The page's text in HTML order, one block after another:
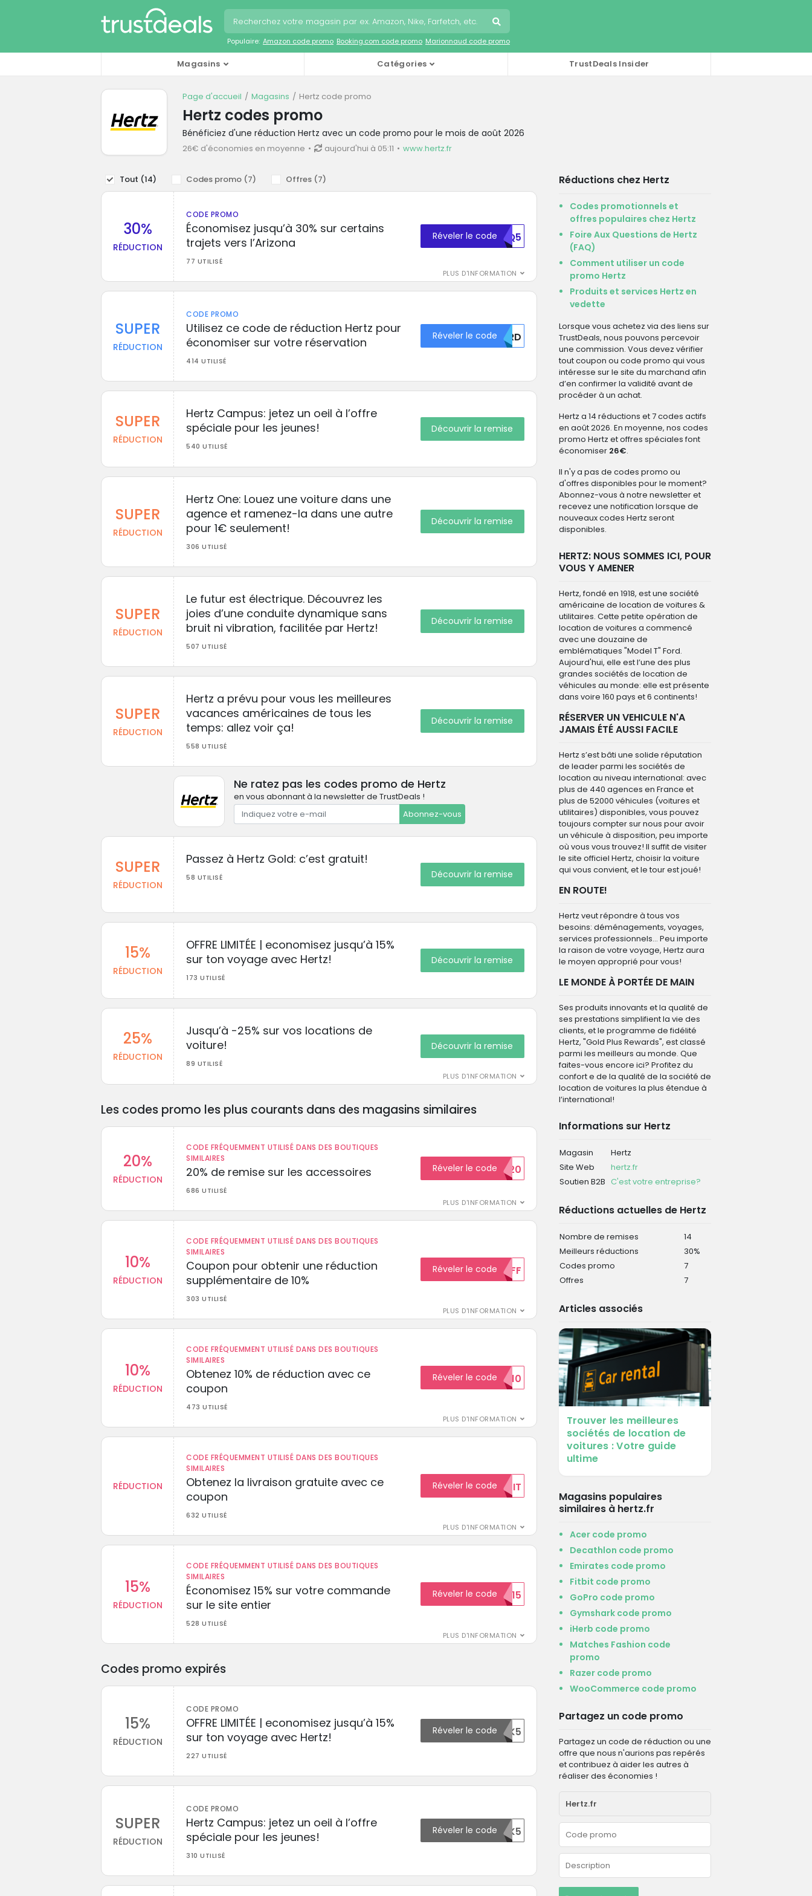
Populaire: Amazon code promo Booking.com code promo Marionnaud code promo
Magasins Catégories TrustDeals Insider
Page d'accueil Magasins Hertz code promo
Hertz codes promo
Bénéficiez d'une réduction Hertz avec un code promo pour le mois de août 2026
26€ d'économies en moyenne aujourd'hui à 05:11 www.hertz.fr
Tout (14) Codes promo (7) Offres (7)
30%
RÉDUCTION
CODE PROMO
Économisez jusqu’à 30% sur certains
trajets vers l’Arizona
77 UTILISÉ
PLUS D'INFORMATION
Réveler le codeNZQ5
SUPER
RÉDUCTION
CODE PROMO
Utilisez ce code de réduction Hertz pour
économiser sur votre réservation
414 UTILISÉ
Réveler le code UERD
SUPER
RÉDUCTION
Hertz Campus: jetez un oeil à l’offre
spéciale pour les jeunes!
540 UTILISÉ
Découvrir la remise
SUPER
RÉDUCTION
Hertz One: Louez une voiture dans une
agence et ramenez-la dans une autre
pour 1€ seulement!
306 UTILISÉ
Découvrir la remise
SUPER
RÉDUCTION
Le futur est électrique. Découvrez les
joies d’une conduite dynamique sans
bruit ni vibration, facilitée par Hertz!
507 UTILISÉ
Découvrir la remise
SUPER
RÉDUCTION
Hertz a prévu pour vous les meilleures
vacances américaines de tous les
temps: allez voir ça!
558 UTILISÉ
Découvrir la remise
Ne ratez pas les codes promo de Hertz
en vous abonnant à la newsletter de TrustDeals !
Abonnez-vous
SUPER
RÉDUCTION
Passez à Hertz Gold: c’est gratuit!
58 UTILISÉ Découvrir la remise
15%
RÉDUCTION
OFFRE LIMITÉE | economisez jusqu’à 15%
sur ton voyage avec Hertz!
173 UTILISÉ
Découvrir la remise
25%
RÉDUCTION
Jusqu’à -25% sur vos locations de
voiture!
89 UTILISÉ
PLUS D'INFORMATION
Découvrir la remise
Les codes promo les plus courants dans des magasins similaires
20%
RÉDUCTION
CODE FRÉQUEMMENT UTILISÉ DANS DES BOUTIQUES
SIMILAIRES
20% de remise sur les accessoires
686 UTILISÉ
PLUS D'INFORMATION
Réveler le code
BIENVENUE20
10%
RÉDUCTION
CODE FRÉQUEMMENT UTILISÉ DANS DES BOUTIQUES
SIMILAIRES
Coupon pour obtenir une réduction
supplémentaire de 10%
303 UTILISÉ
PLUS D'INFORMATION
Réveler le code10%OFF
10%
RÉDUCTION
CODE FRÉQUEMMENT UTILISÉ DANS DES BOUTIQUES
SIMILAIRES
Obtenez 10% de réduction avec ce
coupon
473 UTILISÉ
PLUS D'INFORMATION
Réveler le code
REDUCTION10
RÉDUCTION
CODE FRÉQUEMMENT UTILISÉ DANS DES BOUTIQUES
SIMILAIRES
Obtenez la livraison gratuite avec ce
coupon
632 UTILISÉ
PLUS D'INFORMATION
Réveler le codeGRATUIT
15%
RÉDUCTION
CODE FRÉQUEMMENT UTILISÉ DANS DES BOUTIQUES
SIMILAIRES
Économisez 15% sur votre commande
sur le site entier
528 UTILISÉ
PLUS D'INFORMATION
Réveler le codeECON15
Codes promo expirés
15%
RÉDUCTION
CODE PROMO
OFFRE LIMITÉE | economisez jusqu’à 15%
sur ton voyage avec Hertz!
227 UTILISÉ
Réveler le code
107130OTK5
SUPER
RÉDUCTION
CODE PROMO
Hertz Campus: jetez un oeil à l’offre
spéciale pour les jeunes!
310 UTILISÉ
Réveler le code
60987OTK5
Réductions chez Hertz
Codes promotionnels et
offres populaires chez Hertz
Foire Aux Questions de Hertz
(FAQ)
Comment utiliser un code
promo Hertz
Produits et services Hertz en
vedette
Lorsque vous achetez via des liens sur
TrustDeals, nous pouvons percevoir
une commission. Vous devez vérifier
tout coupon ou code promo qui vous
intéresse sur le site du marchand afin
d’en confirmer la validité avant de
procéder à un achat.
Hertz a 14 réductions et 7 codes actifs
en août 2026. En moyenne, nos codes
promo Hertz et offres spéciales font
économiser 26€.
Il n'y a pas de codes promo ou
d'offres disponibles pour le moment?
Abonnez-vous à notre newsletter et
recevez une notification lorsque de
nouveaux codes Hertz seront
disponibles.
HERTZ: NOUS SOMMES ICI, POUR
VOUS Y AMENER
Hertz, fondé en 1918, est une société
américaine de location de voitures &
utilitaires. Cette petite opération de
location de voitures a commencé
avec une douzaine de
emblématiques "Model T" Ford.
Aujourd'hui, elle est l’une des plus
grandes sociétés de location de
véhicules au monde: elle est présente
dans voire 160 pays et 6 continents!
RÉSERVER UN VEHICULE N'A
JAMAIS ÉTÉ AUSSI FACILE
Hertz s’est bâti une solide réputation
de leader parmi les sociétés de
location au niveau international: avec
plus de 440 agences en France et
plus de 52000 véhicules (voitures et
utilitaires) disponibles, vous pouvez
toujours compter sur nous pour avoir
un véhicule à disposition, peu importe
où vous vous trouvez! Il suffit de visiter
le site officiel Hertz, choisir la voiture
qui vous convient, et le tour est joué!
EN ROUTE!
Hertz veut répondre à tous vos
besoins: déménagements, voyages,
services professionnels... Peu importe
la raison de votre voyage, Hertz aura
le moyen approprié pour vous!
LE MONDE À PORTÉE DE MAIN
Ses produits innovants et la qualité de
ses prestations simplifient la vie des
clients, et le programme de fidélité
Hertz, "Gold Plus Rewards", est classé
parmi les meilleurs au monde. Que
faites-vous encore ici? Profitez du
confort e de la qualité de la société de
location de voitures la plus étendue à
l’international!
Informations sur Hertz
Magasin
Hertz
Site Web
hertz.fr
Soutien B2B C'est votre entreprise?
Réductions actuelles de Hertz
Nombre de remises
14
Meilleurs réductions
30%
Codes promo
7
Offres
7
Articles associés
Trouver les meilleures
sociétés de location de
voitures : Votre guide
ultime
Magasins populaires
similaires à hertz.fr
Acer code promo
Decathlon code promo
Emirates code promo
Fitbit code promo
GoPro code promo
Gymshark code promo
iHerb code promo
Matches Fashion code
promo
Razer code promo
WooCommerce code promo
Partagez un code promo
Partagez un code de réduction ou une
offre que nous n'aurions pas repérés
et contribuez à aider les autres à
réaliser des économies !